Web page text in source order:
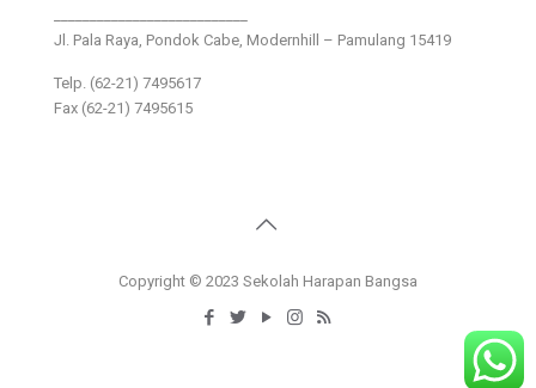
Jl. Pala Raya, Pondok Cabe, Modernhill – Pamulang 15419
Telp. (62-21) 7495617
Fax (62-21) 7495615
Copyright © 2023 Sekolah Harapan Bangsa